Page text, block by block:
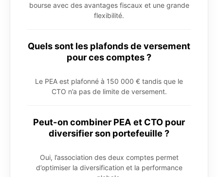
bourse avec des avantages fiscaux et une grande
flexibilité.
Quels sont les plafonds de versement
pour ces comptes ?
Le PEA est plafonné à 150 000 € tandis que le
CTO n’a pas de limite de versement.
Peut-on combiner PEA et CTO pour
diversifier son portefeuille ?
Oui, l’association des deux comptes permet
d’optimiser la diversification et la performance